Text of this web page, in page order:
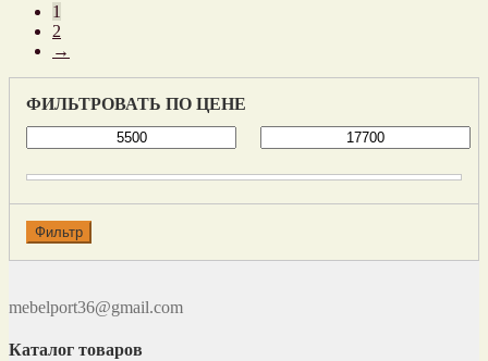
1
2
→
ФИЛЬТРОВАТЬ ПО ЦЕНЕ
Фильтр
mebelport36@gmail.com
Каталог товаров